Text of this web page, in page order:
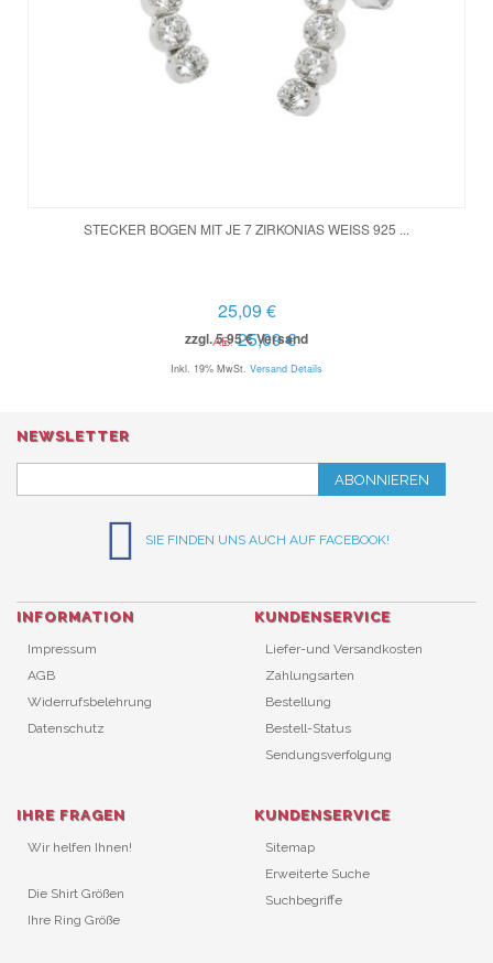
STECKER BOGEN MIT JE 7 ZIRKONIAS WEISS 925 ...
25,09 €
AB: 25,09 €
zzgl. 5,95 € Versand
Inkl. 19% MwSt. Versand Details
NEWSLETTER
ABONNIEREN
SIE FINDEN UNS AUCH AUF FACEBOOK!
INFORMATION
Impressum
AGB
Widerrufsbelehrung
Datenschutz
KUNDENSERVICE
Liefer-und Versandkosten
Zahlungsarten
Bestellung
Bestell-Status
Sendungsverfolgung
IHRE FRAGEN
Wir helfen Ihnen!
Die Shirt Größen
Ihre Ring Größe
KUNDENSERVICE
Sitemap
Erweiterte Suche
Suchbegriffe